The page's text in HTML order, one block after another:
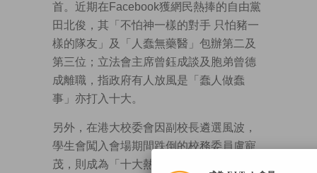
首。近期在Facebook獲網民熱捧的自由黨
田北俊，其「不怕神一樣的對手 只怕豬一
樣的隊友」及「人蠢無藥醫」包辦第二及
第三位；立法會主席曾鈺成談及胞弟曾德
成離職，指政府有人放風是「蠢人做蠢
事」亦打入十大。
另外，在港大校委會因副校長遴選風波，
學生會闖入會場期間跌倒的校務委員盧寵
茂，則成為「十大熱門搜尋抽水風雲人物/